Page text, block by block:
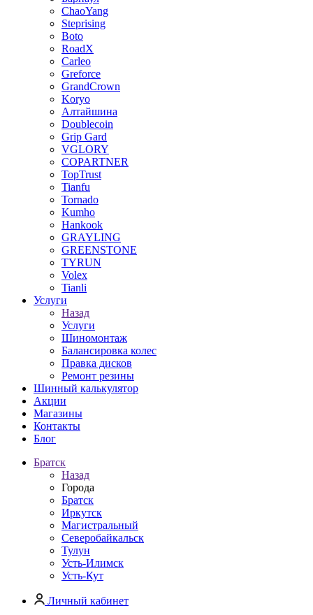
ChaoYang
Steprising
Boto
RoadX
Carleo
Greforce
GrandCrown
Koryo
Алтайшина
Doublecoin
Grip Gard
VGLORY
COPARTNER
TopTrust
Tianfu
Tornado
Kumho
Hankook
GRAYLING
GREENSTONE
TYRUN
Volex
Tianli
Услуги
Назад
Услуги
Шиномонтаж
Балансировка колес
Правка дисков
Ремонт резины
Шинный калькулятор
Акции
Магазины
Контакты
Блог
Братск
Назад
Города
Братск
Иркутск
Магистральный
Северобайкальск
Тулун
Усть-Илимск
Усть-Кут
Личный кабинет